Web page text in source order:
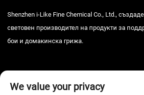
Shenzhen i-Like Fine Chemical Co., Ltd.,
световен производител на продукти за
бои и домакинска грижа.
We value your privacy